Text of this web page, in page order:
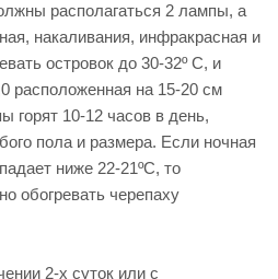
располагаться 2 лампы, а
накаливания, инфракрасная и
островок до 30-32º С, и
расположенная на 15-20 см
горят 10-12 часов в день,
пола и размера. Если ночная
ниже 22-21ºС, то
обогревать черепаху
2-х суток или с